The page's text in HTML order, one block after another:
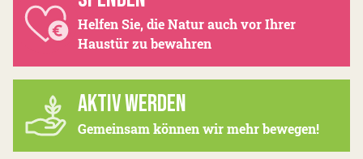
Helfen Sie, die Natur auch vor Ihrer
Haustür zu bewahren
AKTIV WERDEN
Gemeinsam können wir mehr bewegen!